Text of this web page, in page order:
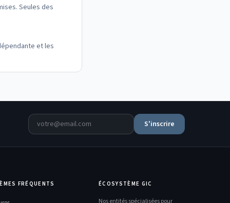
Seules des
et les
S'inscrire
FRÉQUENTS ÉCOSYSTÈME GIC
Nos entités spécialisées pour